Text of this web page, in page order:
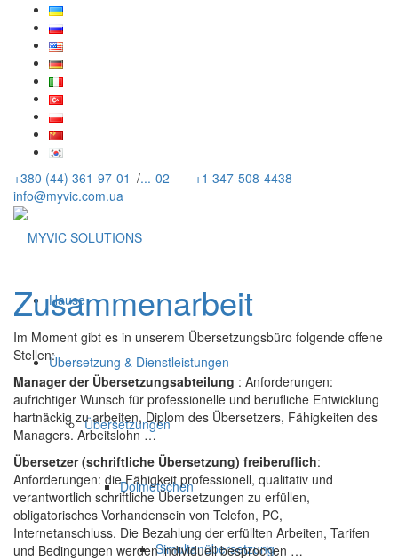
+380 (44) 361-97-01 /...-02
+1 347-508-4438
info@myvic.com.ua
Hause
Übersetzung & Dienstleistungen
Übersetzungen
Dolmetschen
Simultanübersetzung
Zusammenarbeit
Im Moment gibt es in unserem Übersetzungsbüro folgende offene
Stellen:
Manager der Übersetzungsabteilung : Anforderungen:
aufrichtiger Wunsch für professionelle und berufliche Entwicklung
hartnäckig zu arbeiten, Diplom des Übersetzers, Fähigkeiten des
Managers. Arbeitslohn …
Übersetzer (schriftliche Übersetzung) freiberuflich:
Anforderungen: die Fähigkeit professionell, qualitativ und
verantwortlich schriftliche Übersetzungen zu erfüllen,
obligatorisches Vorhandensein von Telefon, PC,
Internetanschluss. Die Bezahlung der erfüllten Arbeiten, Tarifen
und Bedingungen werden individuell besprochen …